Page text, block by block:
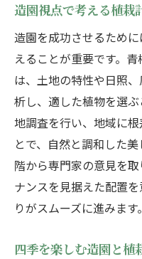
造園視点で考える植栽
造園を成功させるため
えることが重要です。
は、土地の特性や日照
析し、適した植物を選
地調査を行い、地域に
とで、自然と調和した
階から専門家の意見を
ナンスを見据えた配置
りがスムーズに進みます。
四季を楽しむ造園と植